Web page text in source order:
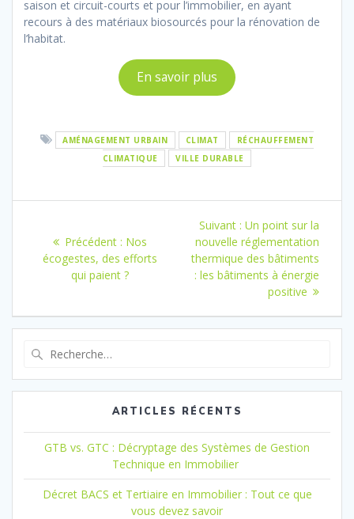
saison et circuit-courts et pour l’immobilier, en ayant
recours à des matériaux biosourcés pour la rénovation de
l’habitat.
En savoir plus
AMÉNAGEMENT URBAIN CLIMAT
RÉCHAUFFEMENT
CLIMATIQUE
VILLE DURABLE
l’article
Précédent : Article
précédent
:
Nos
écogestes, des efforts
qui paient ?
Suivant : Article
suivant
Un point sur la
nouvelle réglementation
thermique des bâtiments
: les bâtiments à énergie
positive
:
ARTICLES RÉCENTS
GTB vs. GTC : Décryptage des Systèmes de Gestion
Technique en Immobilier
Décret BACS et Tertiaire en Immobilier : Tout ce que
vous devez savoir